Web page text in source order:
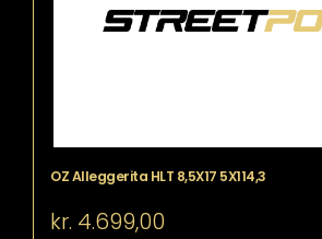
OZ Alleggerita HLT 8,5X17 5X114,3
kr. 4.699,00